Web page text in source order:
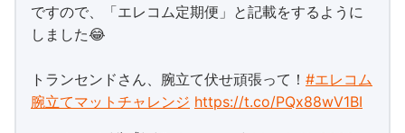
ですので、「エレコム定期便」と記載をするように
しました😂
トランセンドさん、腕立て伏せ頑張って！ #エレコム
腕立てマットチャレンジ https://t.co/PQx88wV1BI